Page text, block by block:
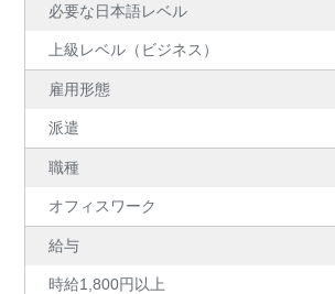
必要な日本語レベル
上級レベル（ビジネス）
雇用形態
派遣
職種
オフィスワーク
給与
時給1,800円以上